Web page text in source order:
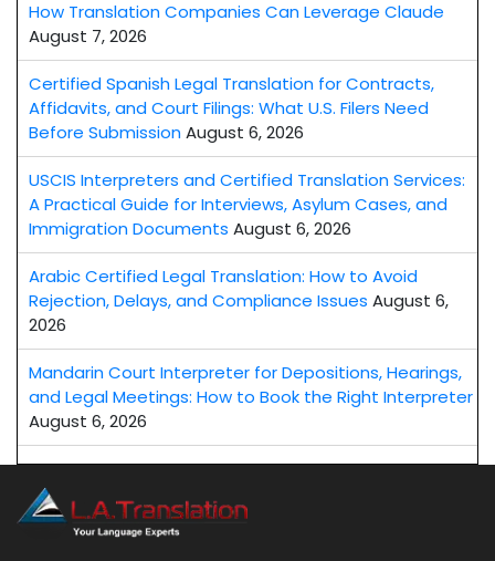
How Translation Companies Can Leverage Claude
August 7, 2026
Certified Spanish Legal Translation for Contracts,
Affidavits, and Court Filings: What U.S. Filers Need
Before SubmissionAugust 6, 2026
USCIS Interpreters and Certified Translation Services:
A Practical Guide for Interviews, Asylum Cases, and
Immigration Documents August 6, 2026
Arabic Certified Legal Translation: How to Avoid
Rejection, Delays, and Compliance Issues August 6,
2026
Mandarin Court Interpreter for Depositions, Hearings,
and Legal Meetings: How to Book the Right Interpreter
August 6, 2026